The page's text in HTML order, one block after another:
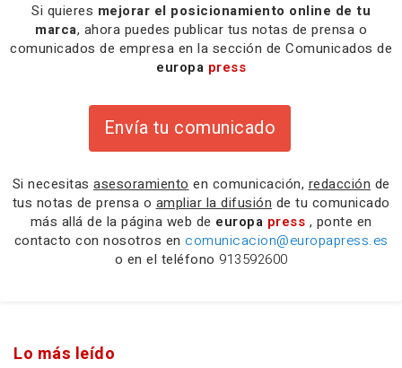
Si quieres mejorar el posicionamiento online de tu
marca, ahora puedes publicar tus notas de prensa o
comunicados de empresa en la sección de Comunicados de
europa press
Envía tu comunicado
Si necesitas asesoramiento en comunicación, redacción de
tus notas de prensa o ampliar la difusión de tu comunicado
más allá de la página web de europa press , ponte en
contacto con nosotros en comunicacion@europapress.es
o en el teléfono 913592600
Lo más leído